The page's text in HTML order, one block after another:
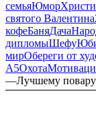
семьяЮмор
святого Валентина
кофеБаняДача
дипломыШефу
мирОбереги от
А5Охота
—Лучшему